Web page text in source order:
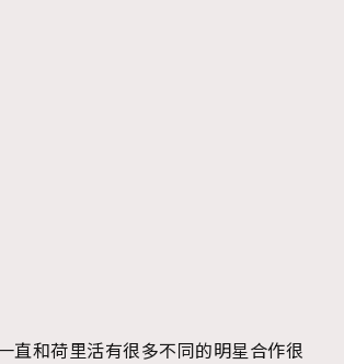
直和荷里活有很多不同的明星合作很